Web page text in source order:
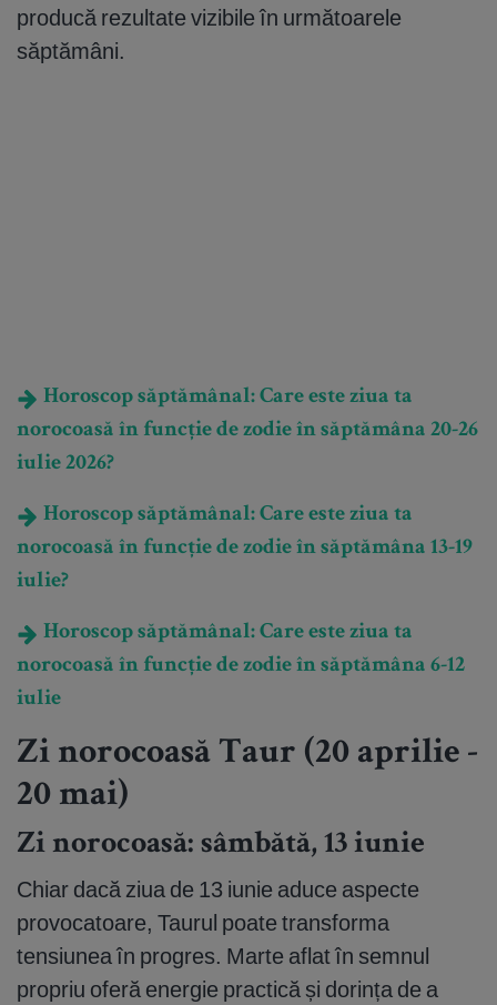
producă rezultate vizibile în următoarele
săptămâni.
Horoscop săptămânal: Care este ziua ta
norocoasă în funcție de zodie în săptămâna 20-26
iulie 2026?
Horoscop săptămânal: Care este ziua ta
norocoasă în funcție de zodie în săptămâna 13-19
iulie?
Horoscop săptămânal: Care este ziua ta
norocoasă în funcție de zodie în săptămâna 6-12
iulie
Zi norocoasă Taur (20 aprilie -
20 mai)
Zi norocoasă: sâmbătă, 13 iunie
Chiar dacă ziua de 13 iunie aduce aspecte
provocatoare, Taurul poate transforma
tensiunea în progres. Marte aflat în semnul
propriu oferă energie practică și dorința de a